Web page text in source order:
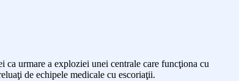
urmare a exploziei unei centrale care funcţiona cu
de echipele medicale cu escoriaţii.